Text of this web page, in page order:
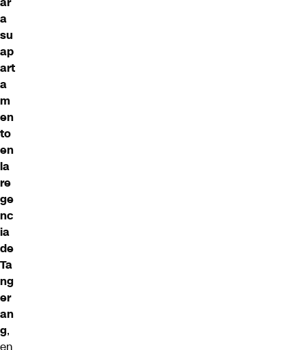
a
su
ap
art
a
m
en
to
en
la
re
ge
nc
ia
de
Ta
ng
er
an
g,
en